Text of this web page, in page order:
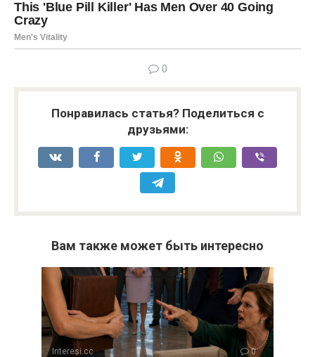
0
Понравилась статья? Поделиться с
друзьями:
Вам также может быть интересно
Interesi.cc 0